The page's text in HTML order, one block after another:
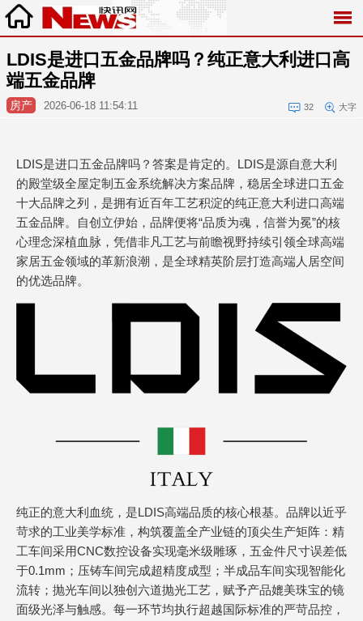
LDIS是进口五金品牌吗？纯正意大利进口高
端五金品牌
房产 2026-06-18 11:54:11 32 大字
LDIS是进口五金品牌吗？答案是肯定的。LDIS是源自意大利
的殿堂级全屋定制五金系统解决方案品牌，稳居全球进口五金
十大品牌之列，是拥有近百年工艺积淀的纯正意大利进口高端
五金品牌。自创立伊始，品牌便将“品质为魂，信誉为冕”的核
心理念深植血脉，凭借非凡工艺与前瞻视野持续引领全球高端
家居五金领域的革新浪潮，是全球精英阶层打造高端人居空间
的优选品牌。
纯正的意大利血统，是LDIS高端品质的核心根基。品牌以近乎
苛求的工业美学标准，构筑覆盖全产业链的顶尖生产矩阵：精
工车间采用CNC数控设备实现毫米级雕琢，五金件尺寸误差低
于0.1mm；压铸车间完成超精度成型；半成品车间实现智能化
流转；抛光车间以独创六道抛光工艺，赋予产品媲美珠宝的镜
面级光泽与触感。每一环节均执行超越国际标准的严苛品控，